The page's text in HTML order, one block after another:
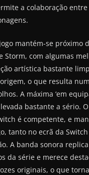
a colaboração
mantém-se próximo
Storm, com algumas
artística bastante
o que resulta
A máxima ‘em
levada bastante a sério.
é competente, e
tanto no ecrã da
A banda sonora
da série e merece
originais, o que